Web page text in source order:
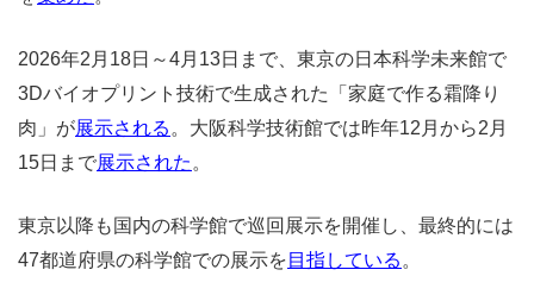
2026年2月18日～4月13日まで、東京の日本科学未来館で
3Dバイオプリント技術で生成された「家庭で作る霜降り
肉」が展示される 。大阪科学技術館では昨年12月から2月
15日まで展示された 。
東京以降も国内の科学館で巡回展示を開催し、最終的には
47都道府県の科学館での展示を 目指している 。